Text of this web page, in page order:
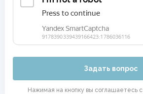
Задать вопрос
Нажимая на кнопку вы соглашаетесь с